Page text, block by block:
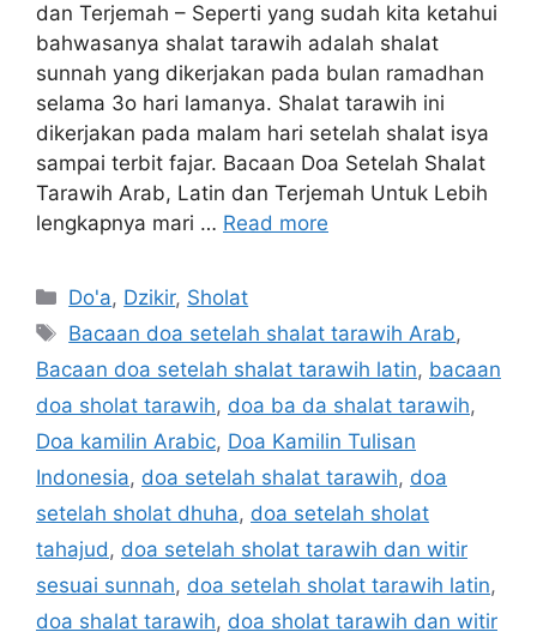
dan Terjemah – Seperti yang sudah kita ketahui
bahwasanya shalat tarawih adalah shalat
sunnah yang dikerjakan pada bulan ramadhan
selama 3o hari lamanya. Shalat tarawih ini
dikerjakan pada malam hari setelah shalat isya
sampai terbit fajar. Bacaan Doa Setelah Shalat
Tarawih Arab, Latin dan Terjemah Untuk Lebih
lengkapnya mari … Read more
Categories
Do'a, Dzikir, Sholat
Tags
Bacaan doa setelah shalat tarawih Arab,
Bacaan doa setelah shalat tarawih latin, bacaan
doa sholat tarawih, doa ba da shalat tarawih,
Doa kamilin Arabic, Doa Kamilin Tulisan
Indonesia, doa setelah shalat tarawih, doa
setelah sholat dhuha, doa setelah sholat
tahajud, doa setelah sholat tarawih dan witir
sesuai sunnah, doa setelah sholat tarawih latin,
doa shalat tarawih, doa sholat tarawih dan witir